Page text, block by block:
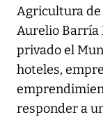
Agricultura de
Aurelio Barría
privado el
hoteles,
responder a